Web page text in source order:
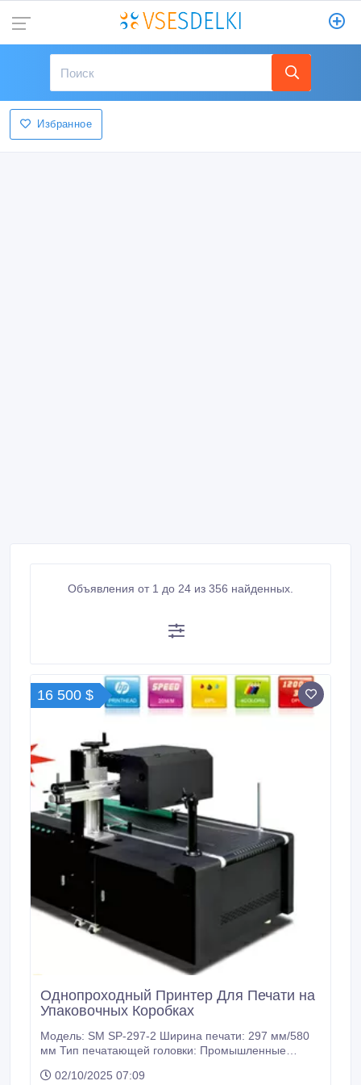
Избранное
Объявления от 1 до 24 из 356 найденных.
16 500 $
Однопроходный Принтер Для Печати на
Упаковочных Коробках
Модель: SM SP-297-2 Ширина печати: 297 мм/580
мм Тип печатающей головки: Промышленные
печати: 1200x300 точек на дюйм 1200x600 точек на
02/10/2025 07:09